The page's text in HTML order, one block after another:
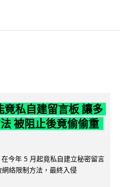
私自建留言板 讓多
被阻止後竟偷偷重
今年 5 月起竟私自建立秘密留言
絡限制方法，最終入侵